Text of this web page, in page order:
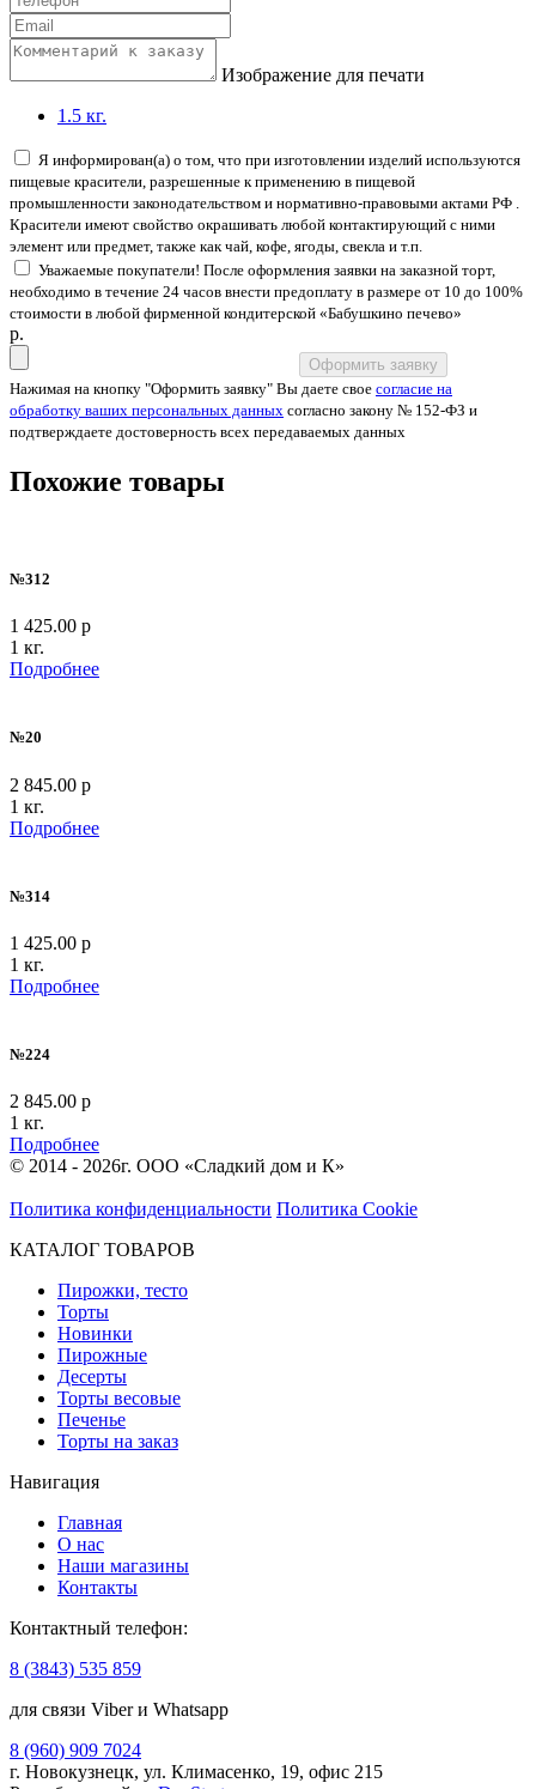
Изображение для печати
1.5 кг.
Я информирован(а) о том, что при изготовлении изделий используются
пищевые красители, разрешенные к применению в пищевой
промышленности законодательством и нормативно-правовыми актами РФ .
Красители имеют свойство окрашивать любой контактирующий с ними
элемент или предмет, также как чай, кофе, ягоды, свекла и т.п.
Уважаемые покупатели! После оформления заявки на заказной торт,
необходимо в течение 24 часов внести предоплату в размере от 10 до 100%
стоимости в любой фирменной кондитерской «Бабушкино печево»
p.
Оформить заявку
Нажимая на кнопку "Оформить заявку" Вы даете свое согласие на
обработку ваших персональных данных согласно закону № 152-ФЗ и
подтверждаете достоверность всех передаваемых данных
Похожие товары
№312
1 425.00 р
1 кг.
Подробнее
№20
2 845.00 р
1 кг.
Подробнее
№314
1 425.00 р
1 кг.
Подробнее
№224
2 845.00 р
1 кг.
Подробнее
© 2014 - 2026г. ООО «Сладкий дом и К»
Политика конфиденциальности Политика Cookie
КАТАЛОГ ТОВАРОВ
Пирожки, тесто
Торты
Новинки
Пирожные
Десерты
Торты весовые
Печенье
Торты на заказ
Навигация
Главная
О нас
Наши магазины
Контакты
Контактный телефон:
8 (3843) 535 859
для связи Viber и Whatsapp
8 (960) 909 7024
г. Новокузнецк, ул. Климасенко, 19, офис 215